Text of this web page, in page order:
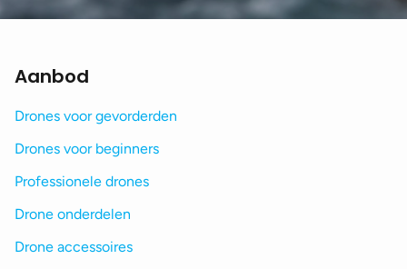
Aanbod
Drones voor gevorderden
Drones voor beginners
Professionele drones
Drone onderdelen
Drone accessoires